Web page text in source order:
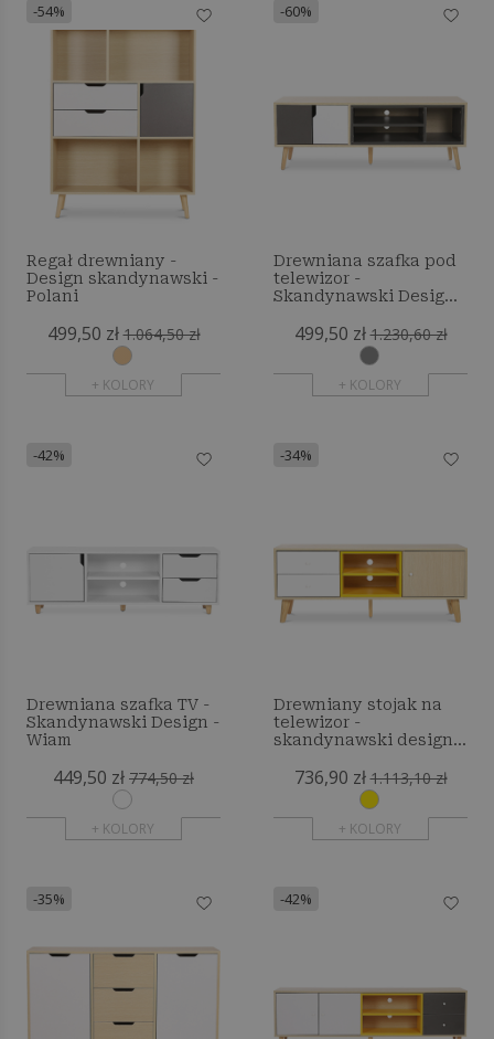
-54%
Regał drewniany -
Design skandynawski -
Polani
499,50 zł 1.064,50 zł
+ KOLORY
-60%
Drewniana szafka pod
telewizor -
Skandynawski Design -
499,50 zł 1.230,60 zł
+ KOLORY
-42%
Drewniana szafka TV -
Skandynawski Design -
Wiam
449,50 zł 774,50 zł
+ KOLORY
-34%
Drewniany stojak na
telewizor -
skandynawski design -
736,90 zł 1.113,10 zł
+ KOLORY
-35% -42%